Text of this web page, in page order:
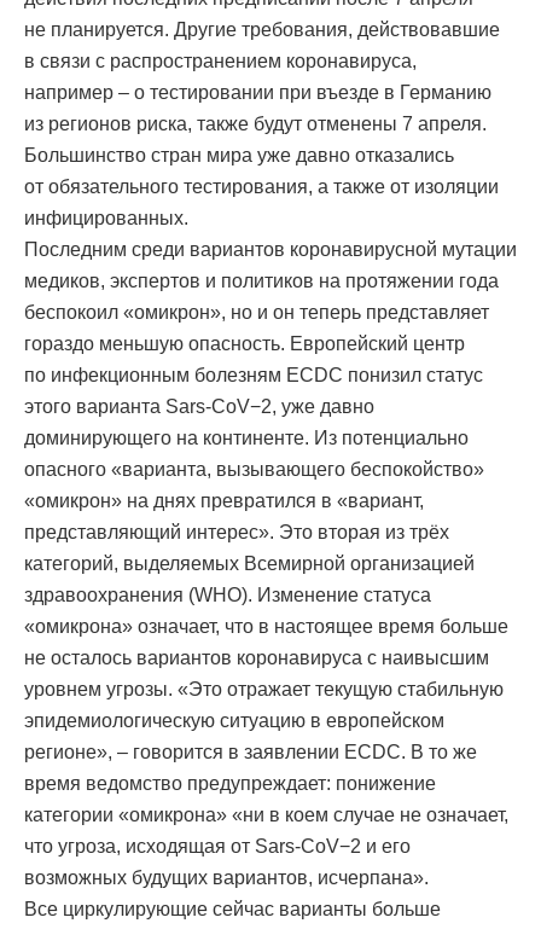
не планируется. Другие требования, действовавшие
в связи с распространением коронавируса,
например – о тестировании при въезде в Германию
из регионов риска, также будут отменены 7 апреля.
Большинство стран мира уже давно отказались
от обязательного тестирования, а также от изоляции
инфицированных.
Последним среди вариантов коронавирусной мутации
медиков, экспертов и политиков на протяжении года
беспокоил «омикрон», но и он теперь представляет
гораздо меньшую опасность. Европейский центр
по инфекционным болезням ECDC понизил статус
этого варианта Sars-CoV−2, уже давно
доминирующего на континенте. Из потенциально
опасного «варианта, вызывающего беспокойство»
«омикрон» на днях превратился в «вариант,
представляющий интерес». Это вторая из трёх
категорий, выделяемых Всемирной организацией
здравоохранения (WHO). Изменение статуса
«омикрона» означает, что в настоящее время больше
не осталось вариантов коронавируса с наивысшим
уровнем угрозы. «Это отражает текущую стабильную
эпидемиологическую ситуацию в европейском
регионе», – говорится в заявлении ECDC. В то же
время ведомство предупреждает: понижение
категории «омикрона» «ни в коем случае не означает,
что угроза, исходящая от Sars-CoV−2 и его
возможных будущих вариантов, исчерпана».
Все циркулирующие сейчас варианты больше